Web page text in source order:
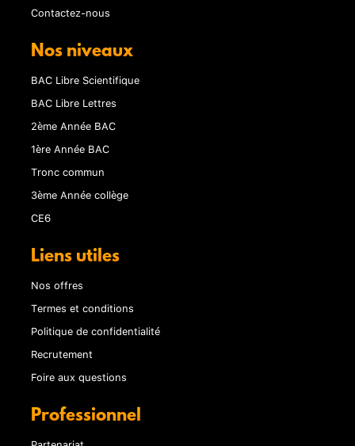
Contactez-nous
Nos niveaux
BAC Libre Scientifique
BAC Libre Lettres
2ème Année BAC
1ère Année BAC
Tronc commun
3ème Année collège
CE6
Liens utiles
Nos offres
Termes et conditions
Politique de confidentialité
Recrutement
Foire aux questions
Professionnel